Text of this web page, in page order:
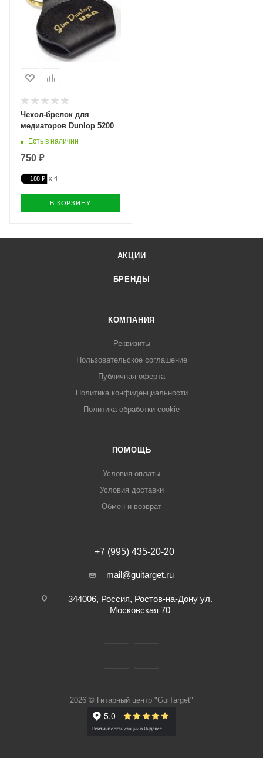
Чехол-брелок для
медиаторов Dunlop 5200
Есть в наличии
750 ₽
188 ₽
В КОРЗИНУ
АКЦИИ
БРЕНДЫ
КОМПАНИЯ
Реквизиты
Пользовательское соглашение
Публичная оферта
Политика конфиденциальности
Политика обработки cookie
ПОМОЩЬ
Условия оплаты
Условия доставки
Обмен и возврат
+7 (995) 435-20-20
mail@guitarget.ru
344006, Россия, Ростов-на-Дону ул.
Московская 70
2026 © Гитарный центр "GuiTarget"